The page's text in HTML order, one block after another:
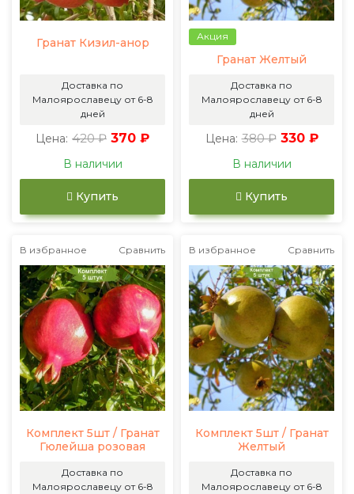
Гранат Кизил-анор
Доставка по
Малоярославецу от 6-8
дней
Цена: 420 ₽ 370 ₽
В наличии
Купить
Акция
Гранат Желтый
Доставка по
Малоярославецу от 6-8
дней
Цена: 380 ₽ 330 ₽
В наличии
Купить
В избранное Сравнить
Комплект 5шт / Гранат
Гюлейша розовая
Доставка по
Малоярославецу от 6-8
В избранное Сравнить
Комплект 5шт / Гранат
Желтый
Доставка по
Малоярославецу от 6-8